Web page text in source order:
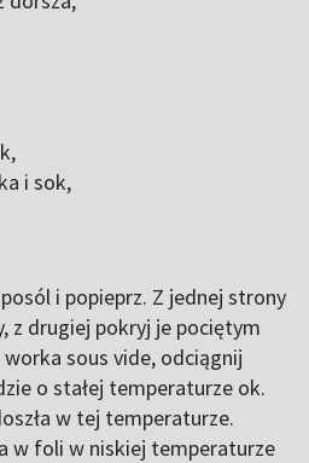
i sok,
i popieprz. Z jednej strony
z drugiej pokryj je pociętym
sous vide, odciągnij
o stałej temperaturze ok.
w tej temperaturze.
w foli w niskiej temperaturze